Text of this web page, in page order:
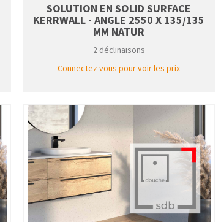
SOLUTION EN SOLID SURFACE
KERRWALL - ANGLE 2550 X 135/135
MM NATUR
2 déclinaisons
Connectez vous pour voir les prix